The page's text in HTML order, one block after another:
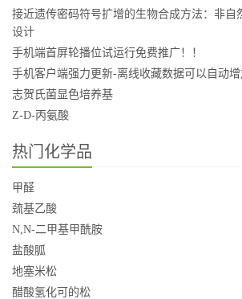
接近遗传密码符号扩增的生物合成方法：非自
设计
手机端首屏轮播位试运行免费推广！！
手机客户端强力更新-离线收藏数据可以自动增
志贺氏菌显色培养基
Z-D-丙氨酸
热门化学品
甲醛
巯基乙酸
N,N-二甲基甲酰胺
盐酸胍
地塞米松
醋酸氢化可的松